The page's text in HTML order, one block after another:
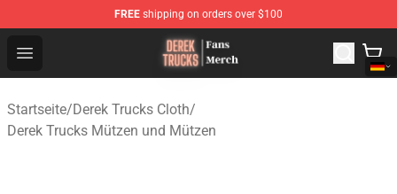
FREE shipping on orders over $100
Open menu
Derek Trucks Store - Official Derek Trucks Merchandise
Startseite/Derek Trucks Cloth/
Derek Trucks Mützen und Mützen